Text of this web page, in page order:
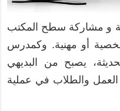
و مشاركة سطح المكتب
أو مهنية. وكمدرس
يصبح من البديهي
العمل والطلاب في عملية